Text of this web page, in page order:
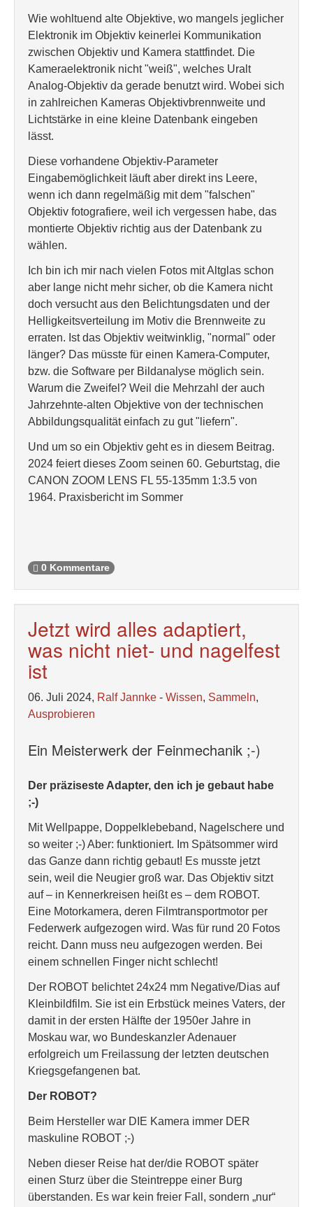
Wie wohltuend alte Objektive, wo mangels jeglicher
Elektronik im Objektiv keinerlei Kommunikation
zwischen Objektiv und Kamera stattfindet. Die
Kameraelektronik nicht "weiß", welches Uralt
Analog-Objektiv da gerade benutzt wird. Wobei sich
in zahlreichen Kameras Objektivbrennweite und
Lichtstärke in eine kleine Datenbank eingeben
lässt.
Diese vorhandene Objektiv-Parameter
Eingabemöglichkeit läuft aber direkt ins Leere,
wenn ich dann regelmäßig mit dem "falschen"
Objektiv fotografiere, weil ich vergessen habe, das
montierte Objektiv richtig aus der Datenbank zu
wählen.
Ich bin ich mir nach vielen Fotos mit Altglas schon
aber lange nicht mehr sicher, ob die Kamera nicht
doch versucht aus den Belichtungsdaten und der
Helligkeitsverteilung im Motiv die Brennweite zu
erraten. Ist das Objektiv weitwinklig, "normal" oder
länger? Das müsste für einen Kamera-Computer,
bzw. die Software per Bildanalyse möglich sein.
Warum die Zweifel? Weil die Mehrzahl der auch
Jahrzehnte-alten Objektive von der technischen
Abbildungsqualität einfach zu gut "liefern".
Und um so ein Objektiv geht es in diesem Beitrag.
2024 feiert dieses Zoom seinen 60. Geburtstag, die
CANON ZOOM LENS FL 55-135mm 1:3.5 von
1964. Praxisbericht im Sommer
0 Kommentare
Jetzt wird alles adaptiert,
was nicht niet- und nagelfest
ist
06. Juli 2024, Ralf Jannke - Wissen, Sammeln,
Ausprobieren
Ein Meisterwerk der Feinmechanik ;-)
Der präziseste Adapter, den ich je gebaut habe
;-)
Mit Wellpappe, Doppelklebeband, Nagelschere und
so weiter ;-) Aber: funktioniert. Im Spätsommer wird
das Ganze dann richtig gebaut! Es musste jetzt
sein, weil die Neugier groß war. Das Objektiv sitzt
auf – in Kennerkreisen heißt es – dem ROBOT.
Eine Motorkamera, deren Filmtransportmotor per
Federwerk aufgezogen wird. Was für rund 20 Fotos
reicht. Dann muss neu aufgezogen werden. Bei
einem schnellen Finger nicht schlecht!
Der ROBOT belichtet 24x24 mm Negative/Dias auf
Kleinbildfilm. Sie ist ein Erbstück meines Vaters, der
damit in der ersten Hälfte der 1950er Jahre in
Moskau war, wo Bundeskanzler Adenauer
erfolgreich um Freilassung der letzten deutschen
Kriegsgefangenen bat.
Der ROBOT?
Beim Hersteller war DIE Kamera immer DER
maskuline ROBOT ;-)
Neben dieser Reise hat der/die ROBOT später
einen Sturz über die Steintreppe einer Burg
überstanden. Es war kein freier Fall, sondern „nur“